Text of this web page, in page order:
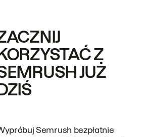
KORZYSTAĆ Z
JUŻ
DZIŚ
Semrush bezpłatnie